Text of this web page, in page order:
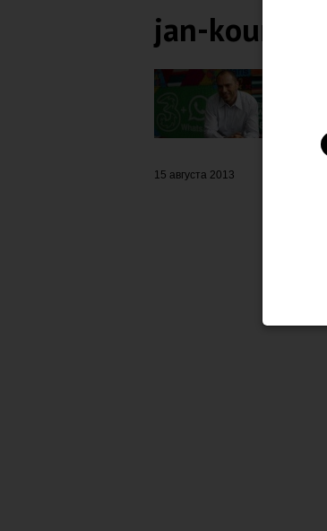
jan-koum
15 августа 2013